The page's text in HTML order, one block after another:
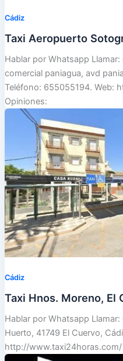
Cádiz
Taxi Aeropuerto
Hablar por Whatsapp
comercial paniagua, avd
Teléfono: 655055194. Web:
Opiniones:
Cádiz
Taxi Hnos. Moreno, El
Hablar por Whatsapp
Huerto, 41749 El Cuervo,
http://www.taxi24horas.com/